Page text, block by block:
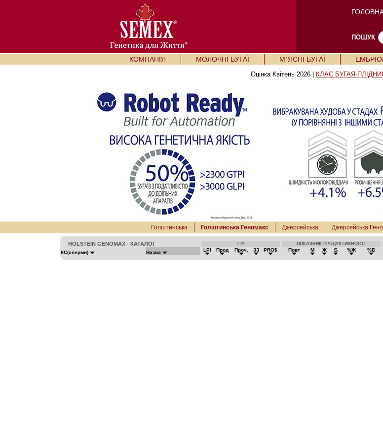
ПОШУК
КОМПАНІЯ МОЛОЧНІ БУГАЇ М`ЯСНІ БУГАЇ
Оцінка Квітень 2026 | КЛАС БУГАЯ-
Голштинська Голштинська Геномакс Джерсейська Джерсейська
HOLSTEIN GENOMAX - КАТАЛОГ LPI ПОКАЗНИК ПРОДУКТИВНОСТІ
КС(сперми) Назва LPI Прод Проч. ЗЗ PRO$ Повт М Ж Б %Ж %Б